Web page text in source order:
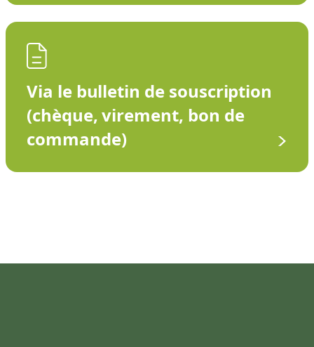
Via le bulletin de souscription
(chèque, virement, bon de
commande)